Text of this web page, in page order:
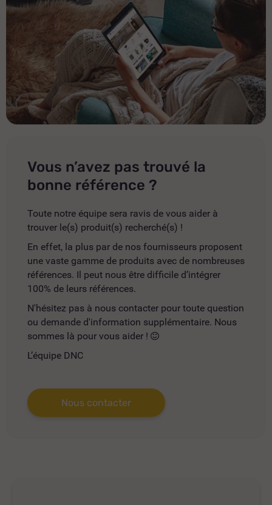
Vous n’avez pas trouvé la
bonne référence ?
Toute notre équipe sera ravis de vous aider à
trouver le(s) produit(s) recherché(s) !
En effet, la plus par de nos fournisseurs proposent
une vaste gamme de produits avec de nombreuses
références. Il peut nous être difficile d’intégrer
100% de leurs références.
N'hésitez pas à nous contacter pour toute question
ou demande d'information supplémentaire. Nous
sommes là pour vous aider !
L’équipe DNC
Nous contacter